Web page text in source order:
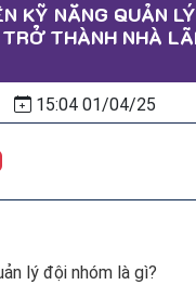
KỸ NĂNG QUẢN
THÀNH NHÀ
15:04 01/04/25
lý đội nhóm là gì?